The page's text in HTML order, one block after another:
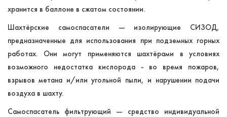
хранится в баллоне в сжатом состоянии.
Шахтёрские самоспасатели — изолирующие СИЗОД,
предназначенные для использования при подземных горных
работах. Они могут применяются шахтёрами в условиях
возможного недостатка кислорода - во время пожаров,
взрывов метана и/или угольной пыли, и нарушении подачи
воздуха в шахту.
Самоспасатель фильтрующий — средство индивидуальной